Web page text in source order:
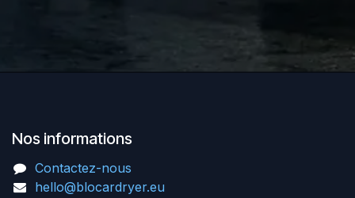
Nos informations​
Contactez-nous
hello@blocardryer.eu